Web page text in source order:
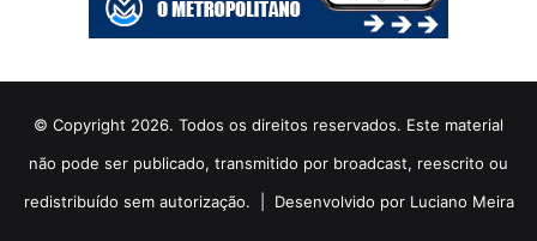
© Copyright 2026. Todos os direitos reservados. Este material
não pode ser publicado, transmitido por broadcast, reescrito ou
redistribuído sem autorização. | Desenvolvido por Luciano Meira